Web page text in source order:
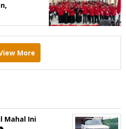
More
Mahal Ini